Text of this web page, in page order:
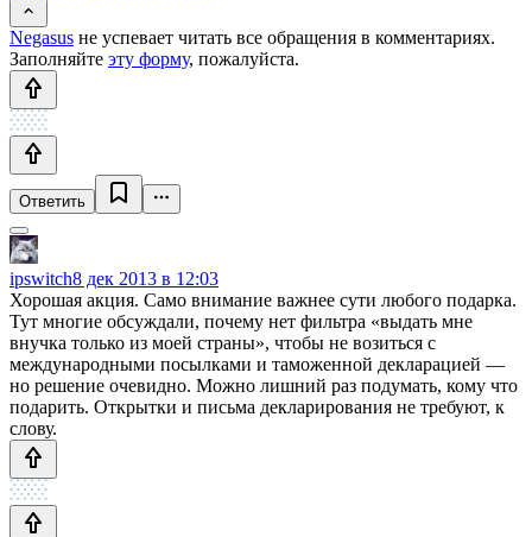
Negasus не успевает читать все обращения в комментариях.
Заполняйте эту форму, пожалуйста.
Ответить
ipswitch8 дек 2013 в 12:03
Хорошая акция. Само внимание важнее сути любого подарка.
Тут многие обсуждали, почему нет фильтра «выдать мне
внучка только из моей страны», чтобы не возиться с
международными посылками и таможенной декларацией —
но решение очевидно. Можно лишний раз подумать, кому что
подарить. Открытки и письма декларирования не требуют, к
слову.